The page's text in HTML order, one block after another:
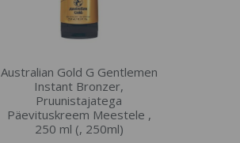
Australian Gold G Gentlemen
Instant Bronzer,
Pruunistajatega
Päevituskreem Meestele ,
250 ml (, 250ml)